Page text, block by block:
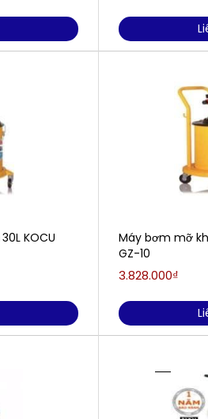
KOCU
Máy bơm mỡ
GZ-10
3.828.000₫